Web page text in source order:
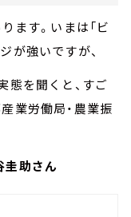
ます。いまは「ビ
が強いですが、
態を聞くと、すご
業労働局・農業振
助さん